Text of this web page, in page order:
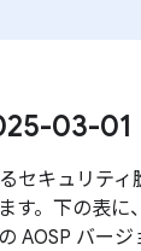
03-01
キュリテ
。下の表
AOSP バー